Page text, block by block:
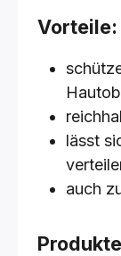
Vorteile:
lässt
auch